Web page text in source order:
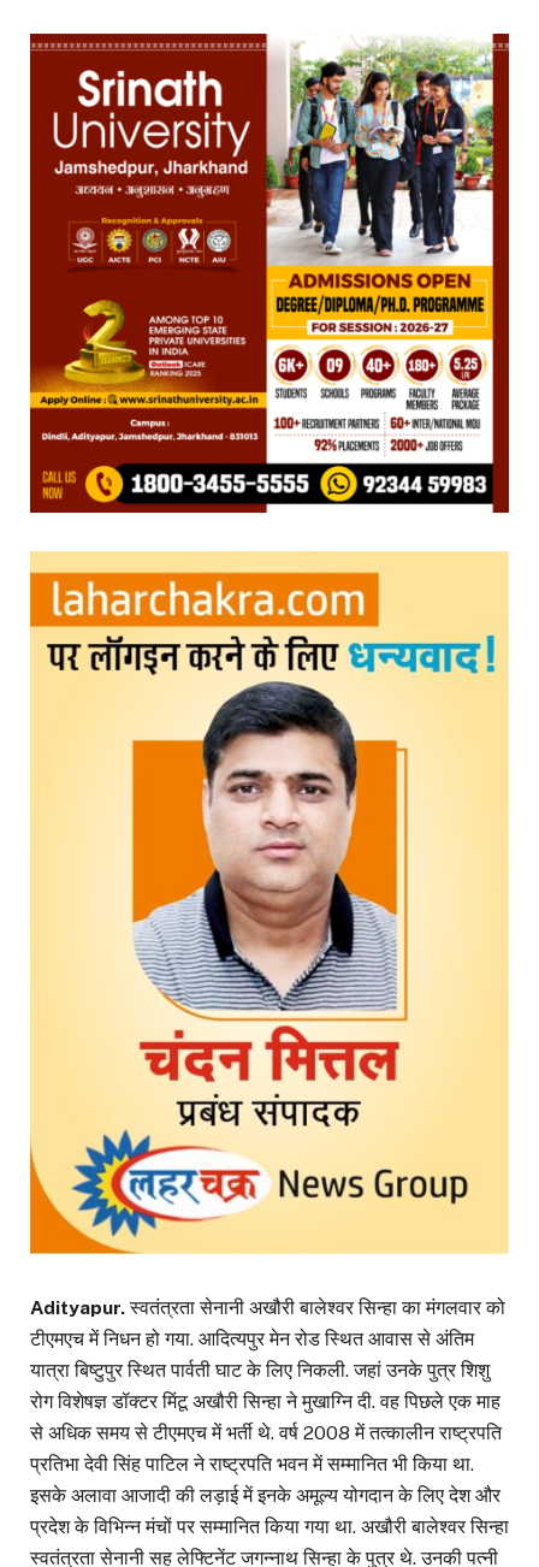
Adityapur.स्वतंत्रता सेनानी अखौरी बालेश्वर सिन्हा का मंगलवार को
टीएमएच में निधन हो गया. आदित्यपुर मेन रोड स्थित आवास से अंतिम
यात्रा बिष्टुपुर स्थित पार्वती घाट के लिए निकली. जहां उनके पुत्र शिशु
रोग विशेषज्ञ डॉक्टर मिंटू अखौरी सिन्हा ने मुखाग्नि दी. वह पिछले एक माह
से अधिक समय से टीएमएच में भर्ती थे. वर्ष 2008 में तत्कालीन राष्ट्रपति
प्रतिभा देवी सिंह पाटिल ने राष्ट्रपति भवन में सम्मानित भी किया था.
इसके अलावा आजादी की लड़ाई में इनके अमूल्य योगदान के लिए देश और
प्रदेश के विभिन्न मंचों पर सम्मानित किया गया था. अखौरी बालेश्वर सिन्हा
स्वतंत्रता सेनानी सह लेफ्टिनेंट जगन्नाथ सिन्हा के पुत्र थे. उनकी पत्नी